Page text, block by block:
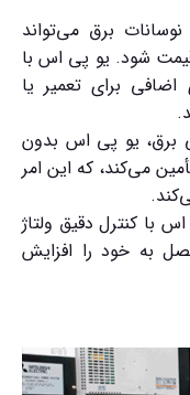
برق می‌تواند
شود. یو پی اس با
اضافی برای تعمیر یا
برق، یو پی اس بدون
می‌کند، که این امر
با کنترل دقیق ولتاژ
به خود را افزایش